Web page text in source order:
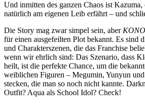
Und inmitten des ganzen Chaos ist Kazuma,
natürlich am eigenen Leib erfährt – und
Die Story mag zwar simpel sein, aber
für einen ausgefeilten Plot bekannt. Es sind
und Charakterszenen, die das Franchise
wenn wir ehrlich sind: Das Szenario, dass
heilt, ist die perfekte Chance, um die
weiblichen Figuren – Megumin, Yunyun
stecken, die man so noch nicht kannte.
Outfit? Aqua als School Idol? Check!